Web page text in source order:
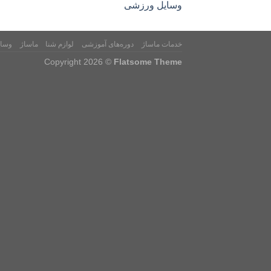
وسایل ورزشی
خدمات ماساژ دوره‌های آموزشی لوازم شنا ماساژ
Copyright 2026 © Flatsome Theme